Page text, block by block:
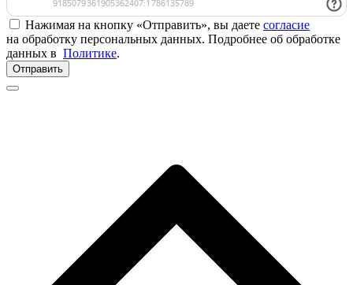
Нажимая на кнопку «Отправить», вы даете согласие
на обработку персональных данных. Подробнее об обработке
данных в Политике.
Отправить